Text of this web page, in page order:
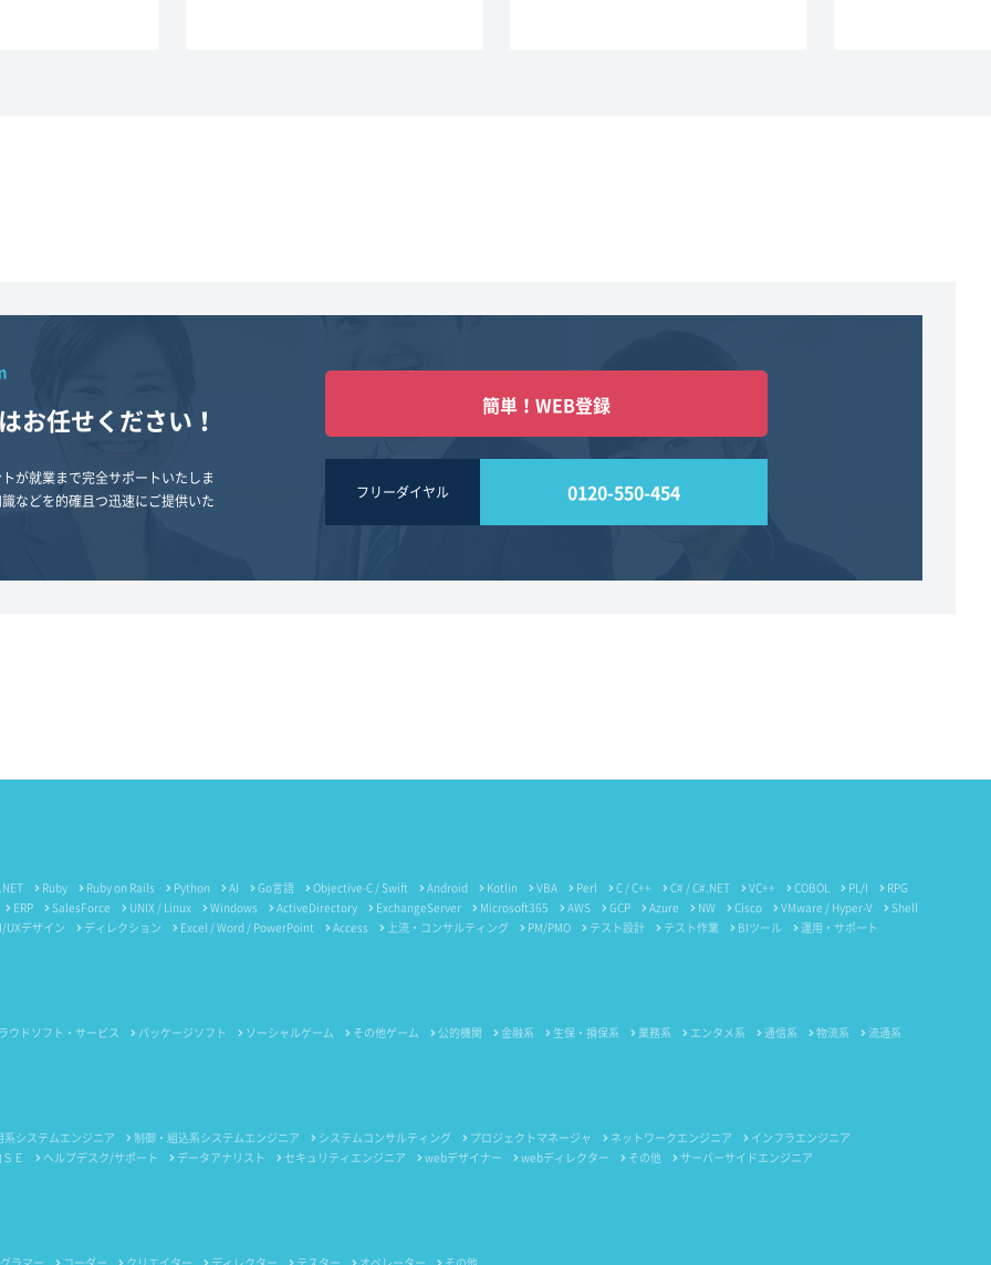
お任せください！
が就業まで完全サポートいたしま
などを的確且つ迅速にご提供いた
簡単！WEB登録
フリーダイヤル 0120-550-454
Ruby Ruby on Rails Python AI Go言語 Objective-C / Swift Android Kotlin VBA Perl C / C++ C# / C#.NET VC++ COBOL PL/I
RPG
ERP
SalesForce UNIX / Linux Windows ActiveDirectory ExchangeServer Microsoft365 AWS GCP Azure NW Cisco VMware / Hyper-V
Shell
UXデザイン
ディレクション Excel / Word / PowerPoint Access 上流・コンサルティング PM/PMO テスト設計 テスト作業 BIツール 運用・サポート
ウドソフト・サービス パッケージソフト ソーシャルゲーム その他ゲーム 公的機関 金融系 生保・損保系 業務系 エンタメ系 通信系 物流系 流通系
系システムエンジニア 制御・組込系システムエンジニア システムコンサルティング プロジェクトマネージャ ネットワークエンジニア
インフラエンジニア
Ｅ
ヘルプデスク/サポート データアナリスト セキュリティエンジニア webデザイナー webディレクター その他 サーバーサイドエンジニア